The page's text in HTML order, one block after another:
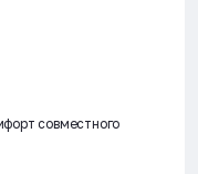
совместного